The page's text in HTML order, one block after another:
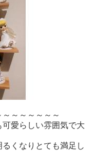
～～～～～～
愛らしい雰囲気で大
くなりとても満足し